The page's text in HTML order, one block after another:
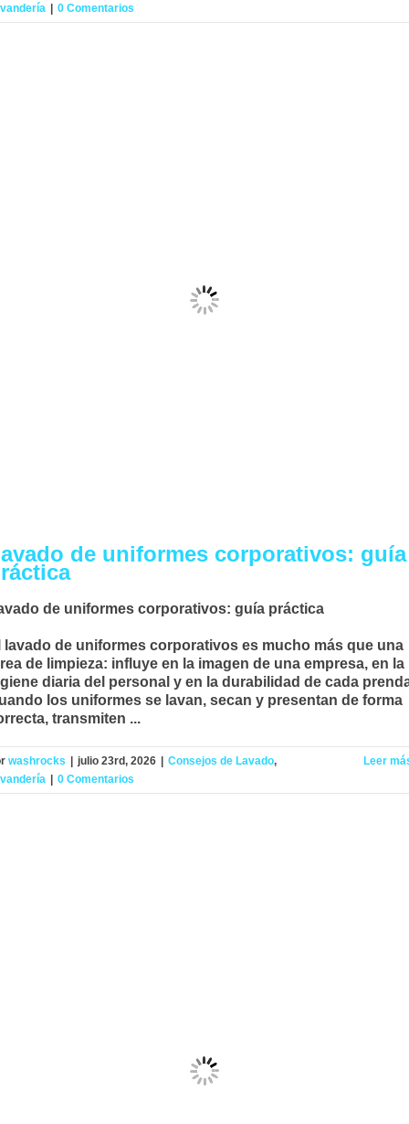
| 0 Comentarios
de uniformes corporativos: guía
de uniformes corporativos: guía práctica
lavado de uniformes corporativos es mucho más que una
de limpieza: influye en la imagen de una empresa, en la
diaria del personal y en la durabilidad de cada
los uniformes se lavan, secan y presentan de forma
transmiten ...
washrocks | julio 23rd, 2026 | Consejos de Lavado,
| 0 Comentarios
Leer